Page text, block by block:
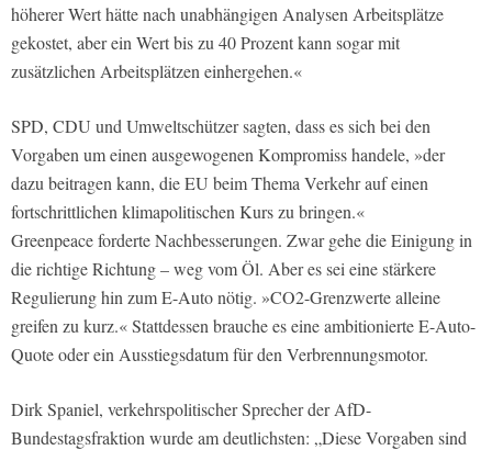
höherer Wert hätte nach unabhängigen Analysen Arbeitsplätze
gekostet, aber ein Wert bis zu 40 Prozent kann sogar mit
zusätzlichen Arbeitsplätzen einhergehen.«
SPD, CDU und Umweltschützer sagten, dass es sich bei den
Vorgaben um einen ausgewogenen Kompromiss handele, »der
dazu beitragen kann, die EU beim Thema Verkehr auf einen
fortschrittlichen klimapolitischen Kurs zu bringen.«
Greenpeace forderte Nachbesserungen. Zwar gehe die Einigung in
die richtige Richtung – weg vom Öl. Aber es sei eine stärkere
Regulierung hin zum E-Auto nötig. »CO2-Grenzwerte alleine
greifen zu kurz.« Stattdessen brauche es eine ambitionierte E-Auto-
Quote oder ein Ausstiegsdatum für den Verbrennungsmotor.
Dirk Spaniel, verkehrspolitischer Sprecher der AfD-
Bundestagsfraktion wurde am deutlichsten: „Diese Vorgaben sind